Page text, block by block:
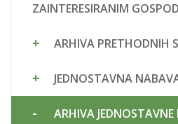
ZAINTERESIRANIM
ARHIVA PRETHODNIH
JEDNOSTAVNA
ARHIVA JEDNOSTAVNE